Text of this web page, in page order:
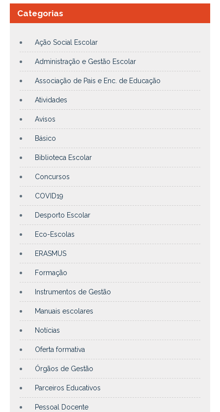
Categorias
Ação Social Escolar
Administração e Gestão Escolar
Associação de Pais e Enc. de Educação
Atividades
Avisos
Básico
Biblioteca Escolar
Concursos
COVID19
Desporto Escolar
Eco-Escolas
ERASMUS
Formação
Instrumentos de Gestão
Manuais escolares
Notícias
Oferta formativa
Órgãos de Gestão
Parceiros Educativos
Pessoal Docente